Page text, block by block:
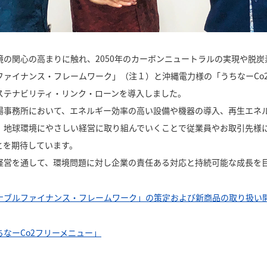
関心の高まりに触れ、2050年のカーボンニュートラルの実現や脱
イナンス・フレームワーク」（注１）と沖縄電力様の「うちなー
ナビリティ・リンク・ローンを導入しました。
務所において、エネルギー効率の高い設備や機器の導入、再生エネ
球環境にやさしい経営に取り組んでいくことで従業員やお取引先様
期待しています。
を通して、環境問題に対し企業の責任ある対応と持続可能な成長を
ルファイナンス・フレームワーク」の策定および新商品の取り扱い
ーCo2フリーメニュー」